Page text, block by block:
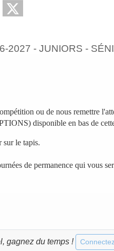
2027 - JUNIORS -
ou de nous remettre
disponible en bas de
sur le tapis.
de permanence qui vous
gagnez du temps !